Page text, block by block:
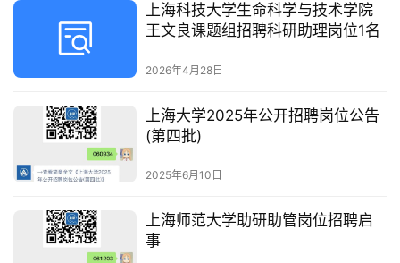
上海科技大学生命科学与技术学院
王文良课题组招聘科研助理岗位1名
2026年4月28日
上海大学2025年公开招聘岗位公告
(第四批)
2025年6月10日
上海师范大学助研助管岗位招聘启
事